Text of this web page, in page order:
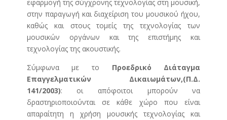
εφαρμογή της σύγχρονης τεχνολογίας στη μουσική,
στην παραγωγή και διαχείριση του μουσικού ήχου,
καθώς και στους τομείς της τεχνολογίας των
μουσικών οργάνων και της επιστήμης και
τεχνολογίας της ακουστικής.
Σύμφωνα με το Προεδρικό Διάταγμα
Επαγγελματικών Δικαιωμάτων,(Π.Δ.
141/2003): οι απόφοιτοι μπορούν να
δραστηριοποιούνται σε κάθε χώρο που είναι
απαραίτητη η χρήση μουσικής τεχνολογίας και